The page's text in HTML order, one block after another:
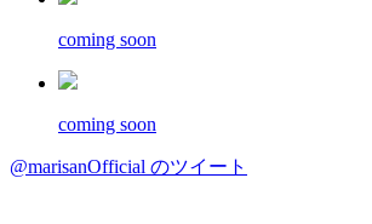
coming soon
coming soon
@marisanOfficial のツイート